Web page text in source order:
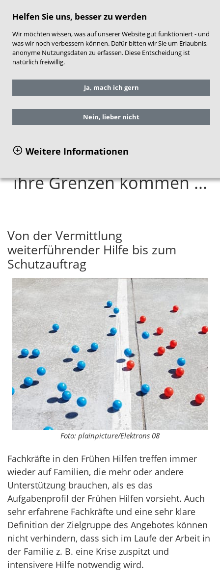
Helfen Sie uns, besser zu werden
Wir möchten wissen, was auf unserer Website gut funktioniert - und
was wir noch verbessern können. Dafür bitten wir Sie um Erlaubnis,
anonyme Nutzungsdaten zu erfassen. Diese Entscheidung ist
natürlich freiwillig.
Ja, mach ich gern
Nein, lieber nicht
Weitere Informationen
Sie befinden sich hier: Service
Aktuelles
Frühe Hilfen aktuell
Ausgabe 04 2018
ihre Grenzen kommen ...
Von der Vermittlung
weiterführender Hilfe bis zum
Schutzauftrag
Foto: plainpicture/Elektrons 08
Fachkräfte in den Frühen Hilfen treffen immer
wieder auf Familien, die mehr oder andere
Unterstützung brauchen, als es das
Aufgabenprofil der Frühen Hilfen vorsieht. Auch
sehr erfahrene Fachkräfte und eine sehr klare
Definition der Zielgruppe des Angebotes können
nicht verhindern, dass sich im Laufe der Arbeit in
der Familie z. B. eine Krise zuspitzt und
intensivere Hilfe notwendig wird.